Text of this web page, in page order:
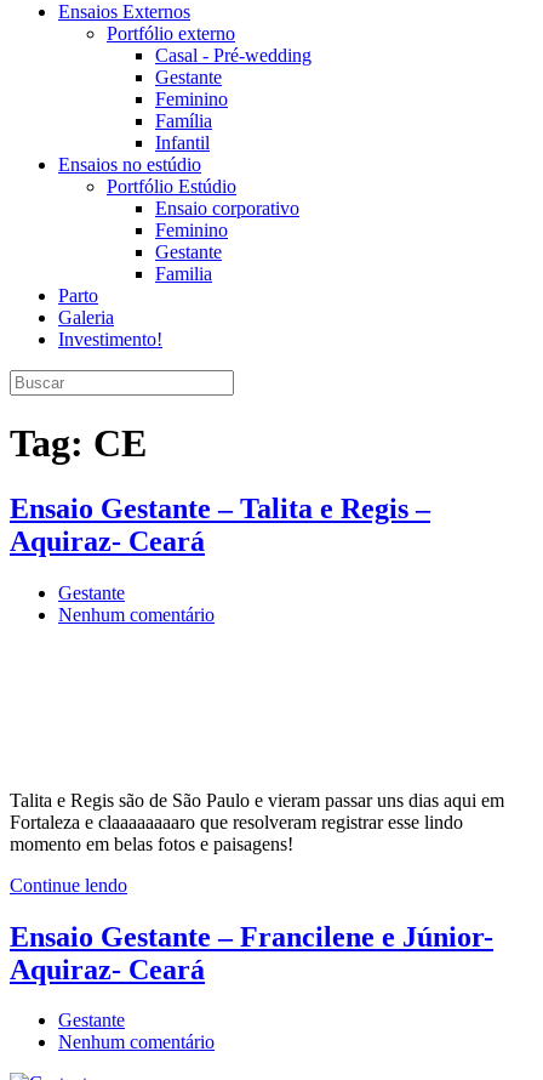
Ensaios Externos
Portfólio externo
Casal - Pré-wedding
Gestante
Feminino
Família
Infantil
Ensaios no estúdio
Portfólio Estúdio
Ensaio corporativo
Feminino
Gestante
Familia
Parto
Galeria
Investimento!
Tag: CE
Ensaio Gestante – Talita e Regis –
Aquiraz- Ceará
Gestante
Nenhum comentárioem
Ceará
Talita e Regis são de São Paulo e vieram passar uns dias aqui em
Fortaleza e claaaaaaaaro que resolveram registrar esse lindo
momento em belas fotos e paisagens!
Continue lendo
Ensaio Gestante – Francilene e Júnior-
Aquiraz- Ceará
Gestante
Nenhum comentárioem